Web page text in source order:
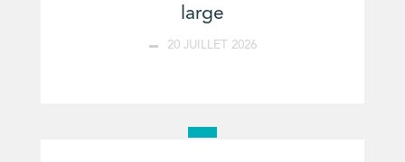
large
20 JUILLET 2026